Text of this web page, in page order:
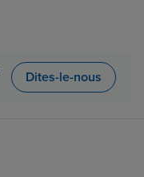
Dites-le-nous